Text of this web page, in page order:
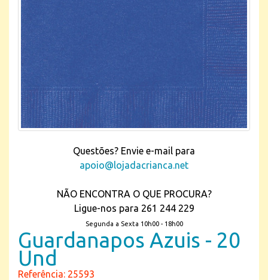
Questões? Envie e-mail para
apoio@lojadacrianca.net
NÃO ENCONTRA O QUE PROCURA?
Ligue-nos para 261 244 229
Segunda a Sexta 10h00 - 18h00
Guardanapos Azuis - 20
Und
Referência: 25593